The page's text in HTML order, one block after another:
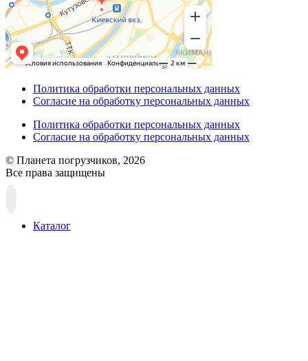
Политика обработки персональных данных
Согласие на обработку персональных данных
Политика обработки персональных данных
Согласие на обработку персональных данных
© Планета погрузчиков, 2026
Все права защищены
Каталог